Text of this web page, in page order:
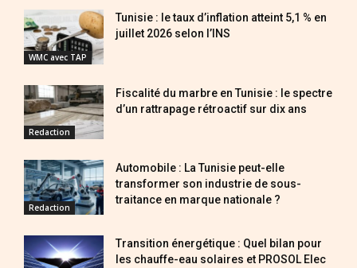
WMC avec TAP
Tunisie : le taux d’inflation atteint 5,1 % en
juillet 2026 selon l’INS
Redaction
Fiscalité du marbre en Tunisie : le spectre
d’un rattrapage rétroactif sur dix ans
Redaction
Automobile : La Tunisie peut-elle
transformer son industrie de sous-
traitance en marque nationale ?
Transition énergétique : Quel bilan pour
les chauffe-eau solaires et PROSOL Elec